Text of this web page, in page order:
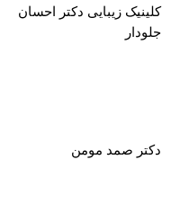
کلینیک زیبایی دکتر احسان
جلودار
دکتر صمد مومن